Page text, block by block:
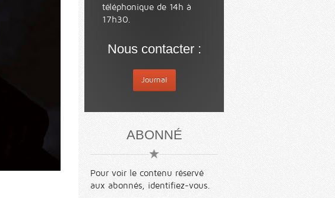
téléphonique de 14h à
17h30.
Nous contacter :
Journal
ABONNÉ
Pour voir le contenu réservé
aux abonnés, identifiez-vous.